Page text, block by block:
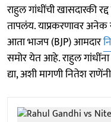
राहुल गांधींची खासदारकी
तापलंय. याप्रकरणावर अनेक
आता भाजप (BJP) आमदार
समोर येत आहे. राहुल
द्या, अशी मागणी नितेश